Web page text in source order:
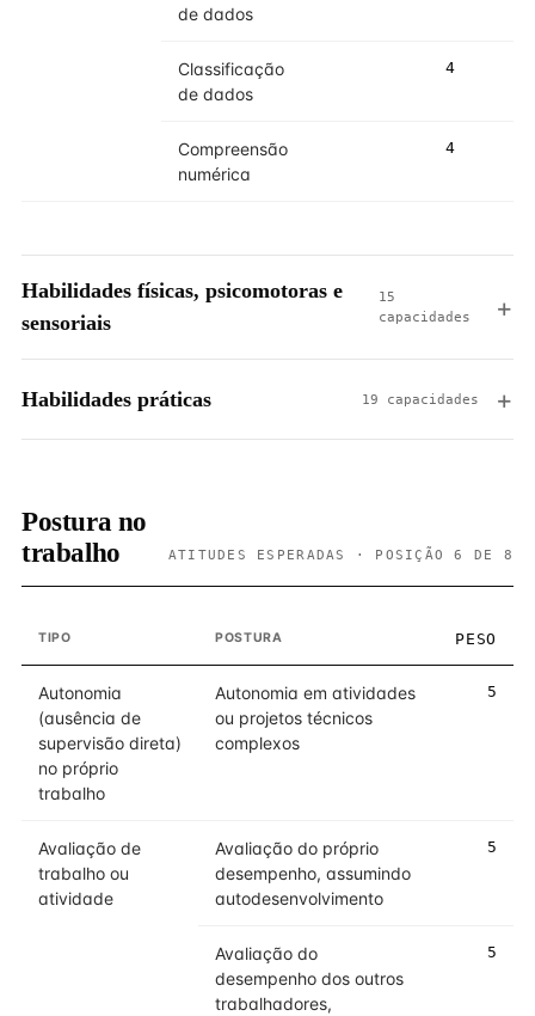
de dados
Classificação
de dados
4
Compreensão
numérica
4
Habilidades físicas, psicomotoras e
sensoriais
15
capacidades
Habilidades práticas 19 capacidades
Postura no
trabalho
ATITUDES ESPERADAS · POSIÇÃO 6 DE 8
TIPO POSTURA PESO
Autonomia
(ausência de
supervisão direta)
no próprio
trabalho
Autonomia em atividades
ou projetos técnicos
complexos
5
Avaliação de
trabalho ou
atividade
Avaliação do próprio
desempenho, assumindo
autodesenvolvimento
5
Avaliação do
desempenho dos outros
trabalhadores,
5